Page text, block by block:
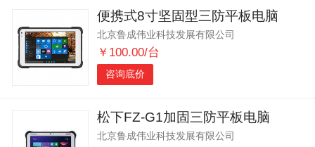
化工化学
安防设备
矿用物资
应急救援
智能制造
农业机械
交通机械
内蒙古 黑龙江
吉林
辽宁
江苏 浙江
湖北
湖南
安徽
陕西
西藏 甘肃
青海
宁夏
海南 新疆
台湾
便携式8寸坚固型三防平板电脑
北京鲁成伟业科技发展有限公司
￥100.00/台
咨询底价
松下FZ-G1加固三防平板电脑
北京鲁成伟业科技发展有限公司